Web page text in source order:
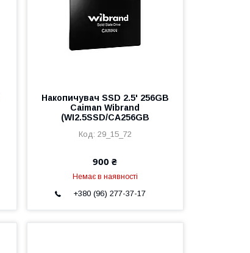
Накопичувач SSD 2.5' 256GB
Caiman Wibrand
(WI2.5SSD/CA256GB
29_15_72
900 ₴
Немає в наявності
+380 (96) 277-37-17